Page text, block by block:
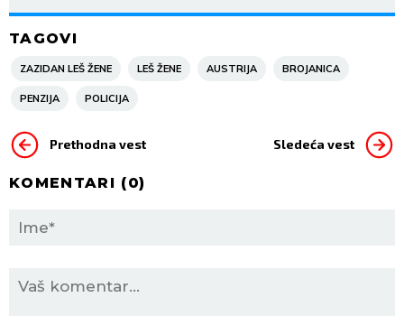
TAGOVI
ZAZIDAN LEŠ ŽENE LEŠ ŽENE AUSTRIJA BROJANICA
PENZIJA POLICIJA
Prethodna vest Sledeća vest
KOMENTARI (0)